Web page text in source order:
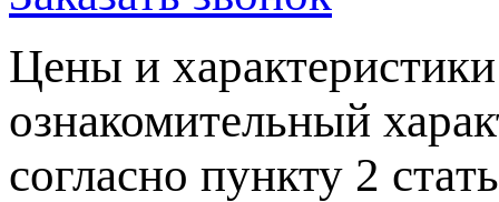
Цeны и
ознакомительный
согласно пункту 2